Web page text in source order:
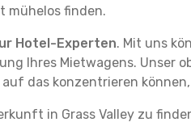
mühelos finden.
Hotel-Experten. Mit uns
Ihres Mietwagens. Unser
das konzentrieren
in Grass Valley zu